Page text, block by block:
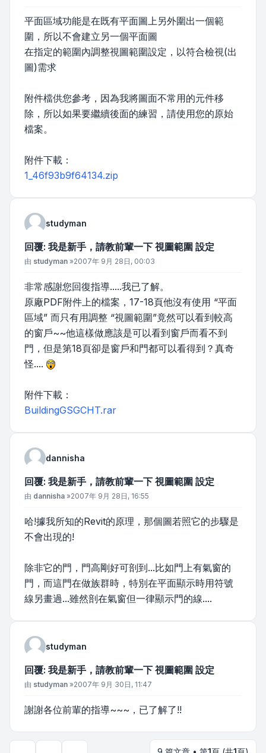
平面區域功能是在既有平面圖上另外圍出一個範
圍，所以不會建立另一個平面圖
在指定的範圍內調整視圖範圍設定，以符合檢視(出
圖)需求
附件檔供您參考，因為我將圖面不常用的元件移
除，所以如果要繼續後面的練習，請使用您的原始
檔案。
附件下載：
1_46f93b9f64134.zip
studyman
回覆: 我是新手，請教前輩一下 視圖範圍 設定
文章
由 studyman »2007年 9月 28日, 00:03
非常感謝您回復指導.....我已了解。
原廠PDF附件上的檔案，17-18頁他沒有使用 “平面
區域” 而只有用調整 “視圖範圍”竟然可以看到較高
的窗戶~~他這樣做應該是可以看到窗戶而看不到
門，但是第18頁卻是窗戶和門都可以看得到？真奇
怪....
附件下載：
BuildingGSGCHT.rar
dannisha
回覆: 我是新手，請教前輩一下 視圖範圍 設定
文章
由 dannisha »2007年 9月 28日, 16:55
哈!據我所知的Revit的原理，那個圖若照它的步驟是
不會出現的!
除非它的門，門高剛好可剖到...比如門上有氣窗的
門，而這門在做族群時，特別在平面顯示時用符號
線另畫過...雖然剖在氣窗但一律顯示門的線....
studyman
回覆: 我是新手，請教前輩一下 視圖範圍 設定
文章
由 studyman »2007年 9月 30日, 11:47
謝謝各位前輩的指導~~~，已了解了!!